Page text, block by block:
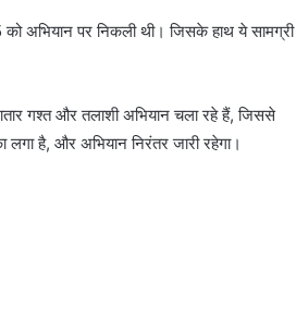
अभियान पर निकली थी। जिसके हाथ ये सामग्री
गश्त और तलाशी अभियान चला रहे हैं, जिससे
है, और अभियान निरंतर जारी रहेगा।